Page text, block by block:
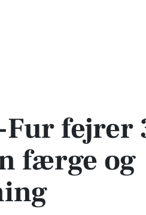
åben færge og rundvisning
fejrer
færge og